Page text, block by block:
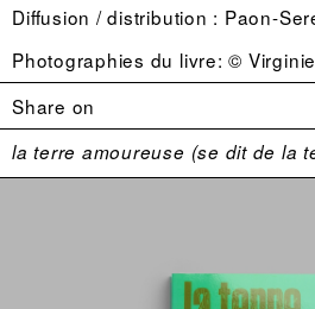
Diffusion / distribution : Paon-
Photographies du livre: ©
Share on